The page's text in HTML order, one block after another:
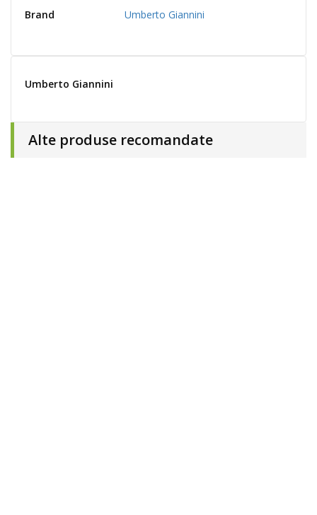
Brand Umberto Giannini
Umberto Giannini
Alte produse recomandate